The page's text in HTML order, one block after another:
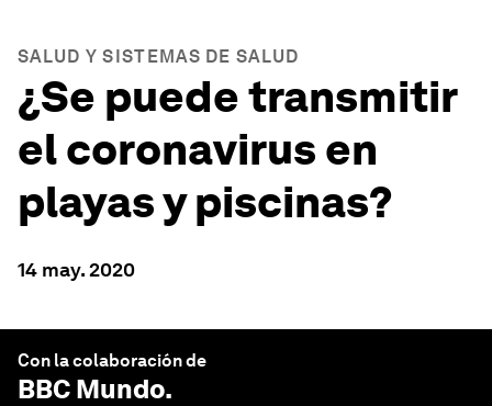
SALUD Y SISTEMAS DE SALUD
¿Se puede transmitir
el coronavirus en
playas y piscinas?
14 may. 2020
Con la colaboración de
BBC Mundo.